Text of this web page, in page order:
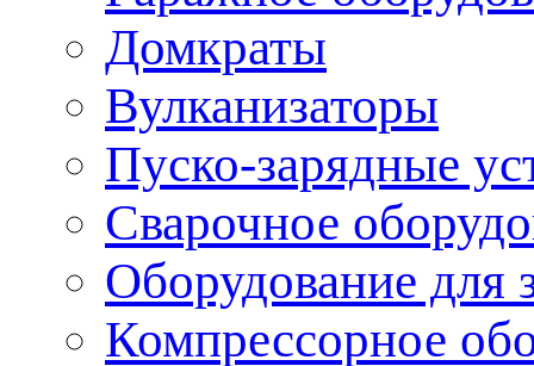
Домкраты
Вулканизаторы
Пуско-зарядные
Сварочное
Оборудование для
Компрессорное